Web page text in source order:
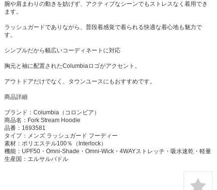
腕や肩まわりの動きを妨げず、アクティブなシーンでもストレスなく着用でき
ます。
ラッシュガードでありながら、普段着感覚で着られる快適な着心地も魅力で
す。
シンプルだから幅広いコーディネートに対応
胸元と袖に配置されたColumbiaロゴがアクセント。
アウトドアだけでなく、タウンユースにもおすすめです。
商品詳細
ブランド：Columbia（コロンビア）
商品名：Fork Stream Hoodie
品番：1693581
タイプ：メンズ ラッシュガード フーディー
素材：ポリエステル100％（Interlock）
機能：UPF50・Omni-Shade・Omni-Wick・4WAYストレッチ・吸水速乾・軽量
生産国：エルサルバドル